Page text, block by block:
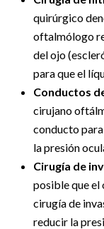
quirúrgico
oftalmólogo
del ojo
para que el
Conductos
cirujano
conducto
la presión
Cirugía de
posible que
cirugía de
reducir la